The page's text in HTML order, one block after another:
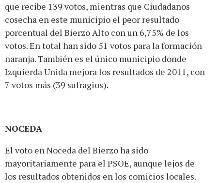
que recibe 139 votos, mientras que Ciudadanos
cosecha en este municipio el peor resultado
porcentual del Bierzo Alto con un 6,75% de los
votos. En total han sido 51 votos para la formación
naranja. También es el único municipio donde
Izquierda Unida mejora los resultados de 2011, con
7 votos más (39 sufragios).
NOCEDA
El voto en Noceda del Bierzo ha sido
mayoritariamente para el PSOE, aunque lejos de
los resultados obtenidos en los comicios locales.